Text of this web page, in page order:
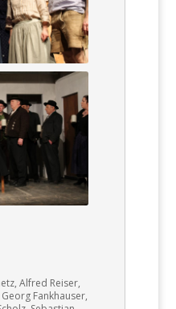
Alfred Reiser,
Fankhauser,